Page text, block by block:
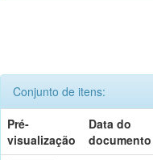
Conjunto de itens:
Pré-
visualização
Data do
documento